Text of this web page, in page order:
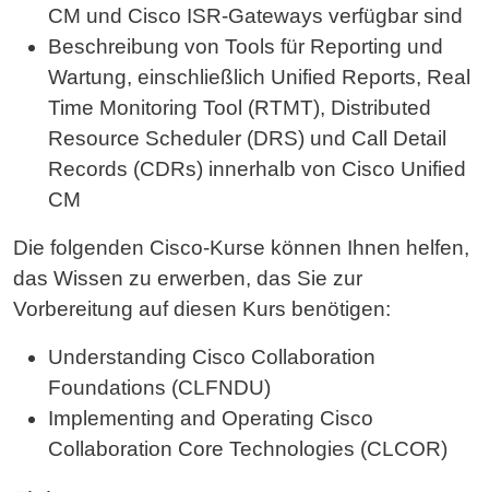
CM und Cisco ISR-Gateways verfügbar sind
Beschreibung von Tools für Reporting und
Wartung, einschließlich Unified Reports, Real
Time Monitoring Tool (RTMT), Distributed
Resource Scheduler (DRS) und Call Detail
Records (CDRs) innerhalb von Cisco Unified
CM
Die folgenden Cisco-Kurse können Ihnen helfen,
das Wissen zu erwerben, das Sie zur
Vorbereitung auf diesen Kurs benötigen:
Understanding Cisco Collaboration
Foundations (CLFNDU)
Implementing and Operating Cisco
Collaboration Core Technologies (CLCOR)